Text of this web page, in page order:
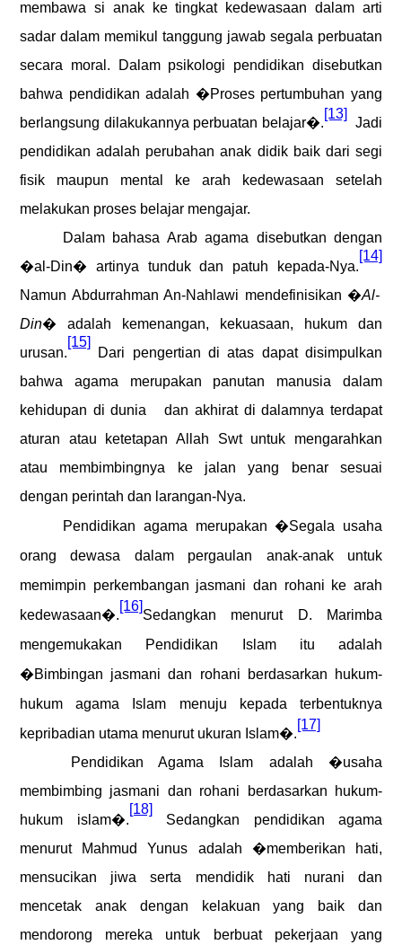
membawa si anak ke tingkat kedewasaan dalam arti
sadar dalam memikul tanggung jawab segala perbuatan
secara moral. Dalam psikologi pendidikan disebutkan
bahwa pendidikan adalah �Proses pertumbuhan yang
berlangsung dilakukannya perbuatan belajar�.
[13]
Jadi
pendidikan adalah perubahan anak didik baik dari segi
fisik maupun mental ke arah kedewasaan setelah
melakukan proses belajar mengajar.
Dalam bahasa Arab agama disebutkan dengan
�al-Din� artinya tunduk dan patuh kepada-Nya.
[14]
Namun Abdurrahman An-Nahlawi mendefinisikan �Al-
Din� adalah kemenangan, kekuasaan, hukum dan
urusan.
[15]
Dari pengertian di atas dapat disimpulkan
bahwa agama merupakan panutan manusia dalam
kehidupan di dunia
dan akhirat di dalamnya terdapat
aturan atau ketetapan Allah Swt untuk mengarahkan
atau membimbingnya ke jalan yang benar sesuai
dengan perintah dan larangan-Nya.
Pendidikan agama merupakan �Segala usaha
orang dewasa dalam pergaulan anak-anak untuk
memimpin perkembangan jasmani dan rohani ke arah
kedewasaan�.
[16]
Sedangkan menurut D. Marimba
mengemukakan Pendidikan Islam itu adalah
�Bimbingan jasmani dan rohani berdasarkan hukum-
hukum agama Islam menuju kepada terbentuknya
kepribadian utama menurut ukuran Islam�.
[17]
Pendidikan Agama Islam adalah �usaha
membimbing jasmani dan rohani berdasarkan hukum-
hukum islam�.
[18]
Sedangkan pendidikan agama
menurut Mahmud Yunus adalah �memberikan hati,
mensucikan jiwa serta mendidik hati nurani dan
mencetak anak dengan kelakuan yang baik dan
mendorong mereka untuk berbuat pekerjaan yang